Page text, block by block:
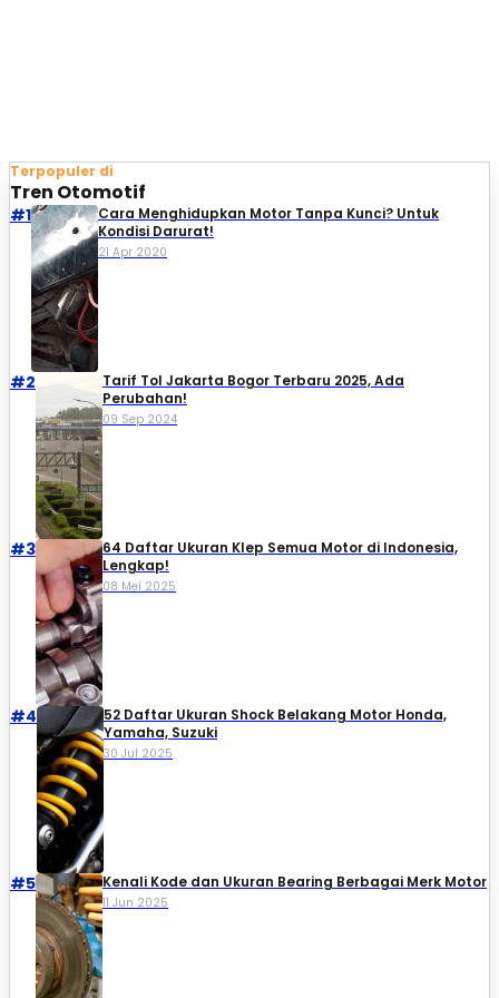
Terpopuler di
Tren Otomotif
#1
Cara Menghidupkan Motor Tanpa Kunci? Untuk
Kondisi Darurat!
21 Apr 2020
#2
Tarif Tol Jakarta Bogor Terbaru 2025, Ada
Perubahan!
09 Sep 2024
#3
64 Daftar Ukuran Klep Semua Motor di Indonesia,
Lengkap!
08 Mei 2025
#4
52 Daftar Ukuran Shock Belakang Motor Honda,
Yamaha, Suzuki​
30 Jul 2025
#5 Kenali Kode dan Ukuran Bearing Berbagai Merk Motor
11 Jun 2025